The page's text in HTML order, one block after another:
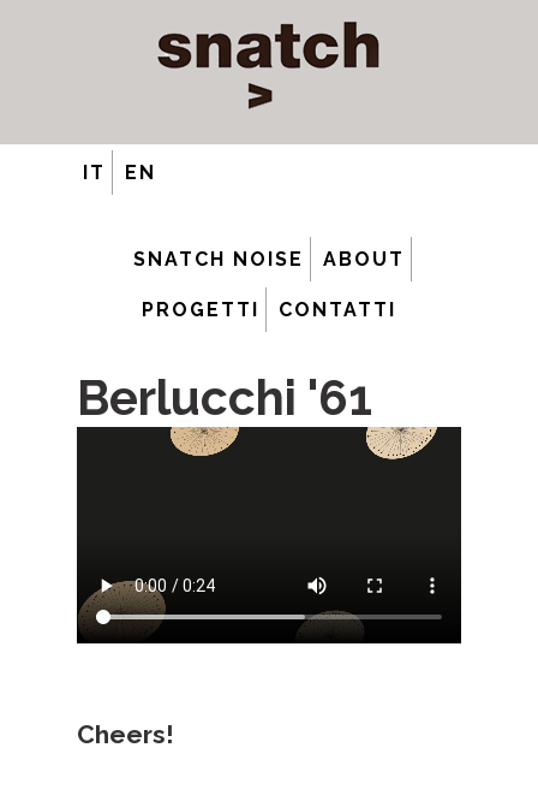
IT EN
SNATCH NOISE ABOUT
PROGETTI CONTATTI
Berlucchi '61
Cheers!